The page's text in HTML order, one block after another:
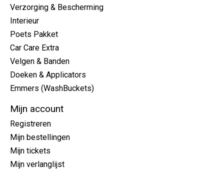
Verzorging & Bescherming
Interieur
Poets Pakket
Car Care Extra
Velgen & Banden
Doeken & Applicators
Emmers (WashBuckets)
Mijn account
Registreren
Mijn bestellingen
Mijn tickets
Mijn verlanglijst